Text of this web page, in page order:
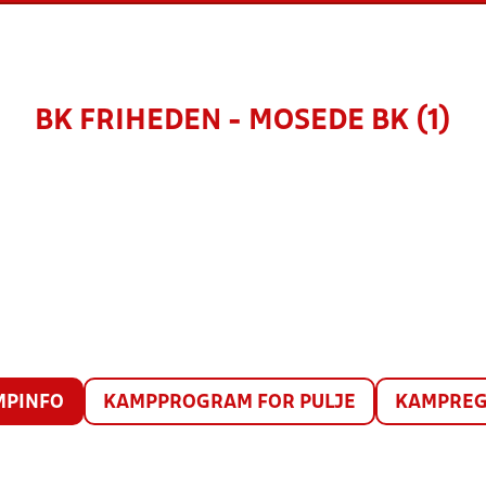
BK FRIHEDEN - MOSEDE BK (1)
KAMPPROGRAM FOR PULJE